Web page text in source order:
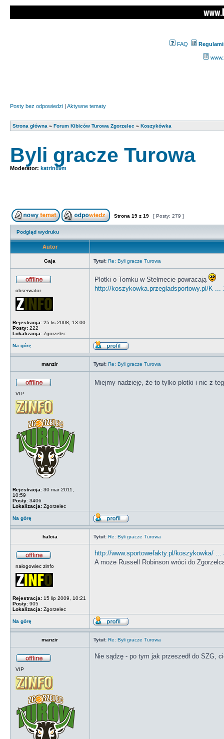
FAQ
Posty bez odpowiedzi | Aktywne tematy
Strona główna » Forum Kibiców Turowa Zgorzelec » Koszykówka
Byli gracze Turowa
Moderator: katrin89m
Strona 19 z 19 [ Posty: 279 ]
Podgląd wydruku
Autor
Gaja Tytuł: Re: Byli gracze Turowa
obserwator
Rejestracja: 25 lis 2008, 13:00
Posty: 222
Lokalizacja: Zgorzelec
Plotki o Tomku w Stelmecie powracają
http://koszykowka.przegladsportowy.pl/K ...
Na górę
manzir Tytuł: Re: Byli gracze Turowa
VIP
Rejestracja: 30 mar 2011,
10:59
Posty: 3406
Lokalizacja: Zgorzelec
Miejmy nadzieję, że to tylko plotki i nic z
Na górę
halcia Tytuł: Re: Byli gracze Turowa
nałogowiec zinfo
Rejestracja: 15 lip 2009, 10:21
Posty: 905
Lokalizacja: Zgorzelec
http://www.sportowefakty.pl/koszykowka/ ...
A może Russell Robinson wróci do
Na górę
manzir Tytuł: Re: Byli gracze Turowa
VIP
Nie sądzę - po tym jak przeszedł do SZG,